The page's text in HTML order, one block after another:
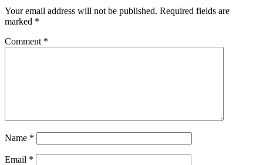
Your email address will not be published. Required fields are
marked *
Comment *
Name *
Email *